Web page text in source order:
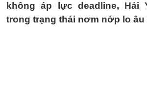
không áp lực deadline, Hải
trong trạng thái nơm nớp lo âu